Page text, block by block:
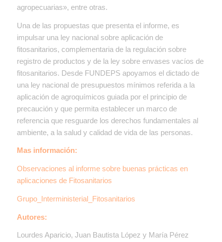
agropecuarias», entre otras.
Una de las propuestas que presenta el informe, es
impulsar una ley nacional sobre aplicación de
fitosanitarios, complementaria de la regulación sobre
registro de productos y de la ley sobre envases vacíos de
fitosanitarios. Desde FUNDEPS apoyamos el dictado de
una ley nacional de presupuestos mínimos referida a la
aplicación de agroquímicos guiada por el principio de
precaución y que permita establecer un marco de
referencia que resguarde los derechos fundamentales al
ambiente, a la salud y calidad de vida de las personas.
Mas información:
Observaciones al informe sobre buenas prácticas en
aplicaciones de Fitosanitarios
Grupo_Interministerial_Fitosanitarios
Autores:
Lourdes Aparicio, Juan Bautista López y María Pérez